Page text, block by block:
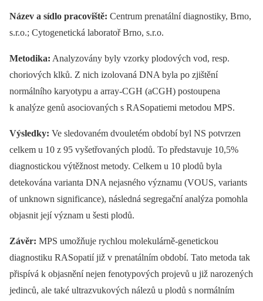
Název a sídlo pracoviště: Centrum prenatální diagnostiky, Brno,
s.r.o.; Cytogenetická laboratoř Brno, s.r.o.
Metodika: Analyzovány byly vzorky plodových vod, resp.
choriových klků. Z nich izolovaná DNA byla po zjištění
normálního karyotypu a array-CGH (aCGH) postoupena
k analýze genů asociovaných s RASopatiemi metodou MPS.
Výsledky: Ve sledovaném dvouletém období byl NS potvrzen
celkem u 10 z 95 vyšetřovaných plodů. To představuje 10,5%
diagnostickou výtěžnost metody. Celkem u 10 plodů byla
detekována varianta DNA nejasného významu (VOUS, variants
of unknown significance), následná segregační analýza pomohla
objasnit její význam u šesti plodů.
Závěr: MPS umožňuje rychlou molekulárně-genetickou
diagnostiku RASopatií již v prenatálním období. Tato metoda tak
přispívá k objasnění nejen fenotypových projevů u již narozených
jedinců, ale také ultrazvukových nálezů u plodů s normálním